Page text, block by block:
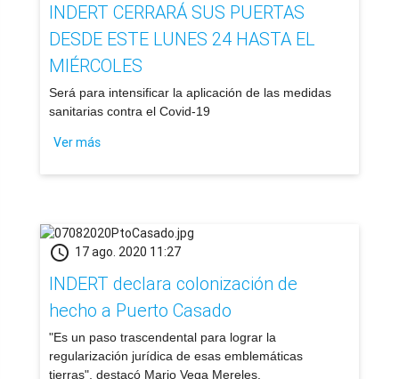
INDERT CERRARÁ SUS PUERTAS
DESDE ESTE LUNES 24 HASTA EL
MIÉRCOLES
​Será para intensificar la aplicación de las medidas
sanitarias contra el Covid-19
Ver más
schedule 17 ago. 2020 11:27
INDERT declara colonización de
hecho a Puerto Casado
​"Es un paso trascendental para lograr la
regularización jurídica de esas emblemáticas
tierras", destacó Mario Vega Mereles.